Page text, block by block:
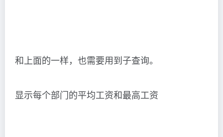
和上面的一样，也需要用到子查询。
显示每个部门的平均工资和最高工资